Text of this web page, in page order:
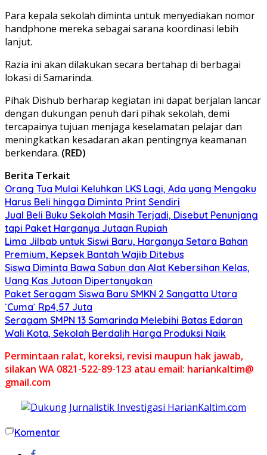
Para kepala sekolah diminta untuk menyediakan nomor
handphone mereka sebagai sarana koordinasi lebih
lanjut.
Razia ini akan dilakukan secara bertahap di berbagai
lokasi di Samarinda.
Pihak Dishub berharap kegiatan ini dapat berjalan lancar
dengan dukungan penuh dari pihak sekolah, demi
tercapainya tujuan menjaga keselamatan pelajar dan
meningkatkan kesadaran akan pentingnya keamanan
berkendara. (RED)
Berita Terkait
Orang Tua Mulai Keluhkan LKS Lagi, Ada yang Mengaku
Harus Beli hingga Diminta Print Sendiri
Jual Beli Buku Sekolah Masih Terjadi, Disebut Penunjang
tapi Paket Harganya Jutaan Rupiah
Lima Jilbab untuk Siswi Baru, Harganya Setara Bahan
Premium, Kepsek Bantah Wajib Ditebus
Siswa Diminta Bawa Sabun dan Alat Kebersihan Kelas,
Uang Kas Jutaan Dipertanyakan
Paket Seragam Siswa Baru SMKN 2 Sangatta Utara
`Cuma` Rp4,57 Juta
Seragam SMPN 13 Samarinda Melebihi Batas Edaran
Wali Kota, Sekolah Berdalih Harga Produksi Naik
Permintaan ralat, koreksi, revisi maupun hak jawab,
silakan WA 0821-522-89-123 atau email: hariankaltim@
gmail.com
Komentar